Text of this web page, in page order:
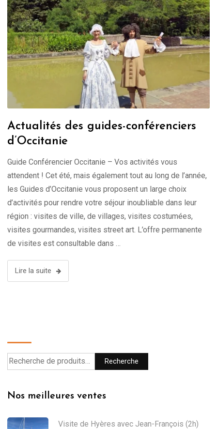
Actualités des guides-conférenciers
d’Occitanie
Guide Conférencier Occitanie – Vos activités vous
attendent ! Cet été, mais également tout au long de l’année,
les Guides d’Occitanie vous proposent un large choix
d’activités pour rendre votre séjour inoubliable dans leur
région : visites de ville, de villages, visites costumées,
visites gourmandes, visites street art. L’offre permanente
de visites est consultable dans …
Lire la suite
Recherche
Nos meilleures ventes
Visite de Hyères avec Jean-François (2h)